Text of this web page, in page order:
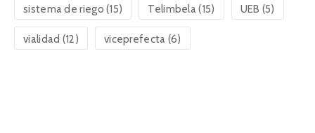
sistema de riego (15) Telimbela(15) UEB (5)
vialidad (12) viceprefecta (6)